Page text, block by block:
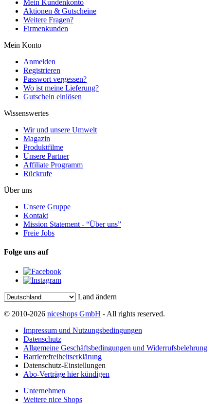
Mein Kundenkonto
Aktionen & Gutscheine
Weitere Fragen?
Firmenkunden
Mein Konto
Anmelden
Registrieren
Passwort vergessen?
Wo ist meine Lieferung?
Gutschein einlösen
Wissenswertes
Wir und unsere Umwelt
Magazin
Produktfilme
Unsere Partner
Affiliate Programm
Rückrufe
Über uns
Unsere Gruppe
Kontakt
Mission Statement - “Über uns”
Freie Jobs
Folge uns auf
Land ändern
© 2010-2026 niceshops GmbH - All rights reserved.
Impressum und Nutzungsbedingungen
Datenschutz
Allgemeine Geschäftsbedingungen und Widerrufsbelehrung
Barrierefreiheitserklärung
Datenschutz-Einstellungen
Abo-Verträge hier kündigen
Unternehmen
Weitere nice Shops